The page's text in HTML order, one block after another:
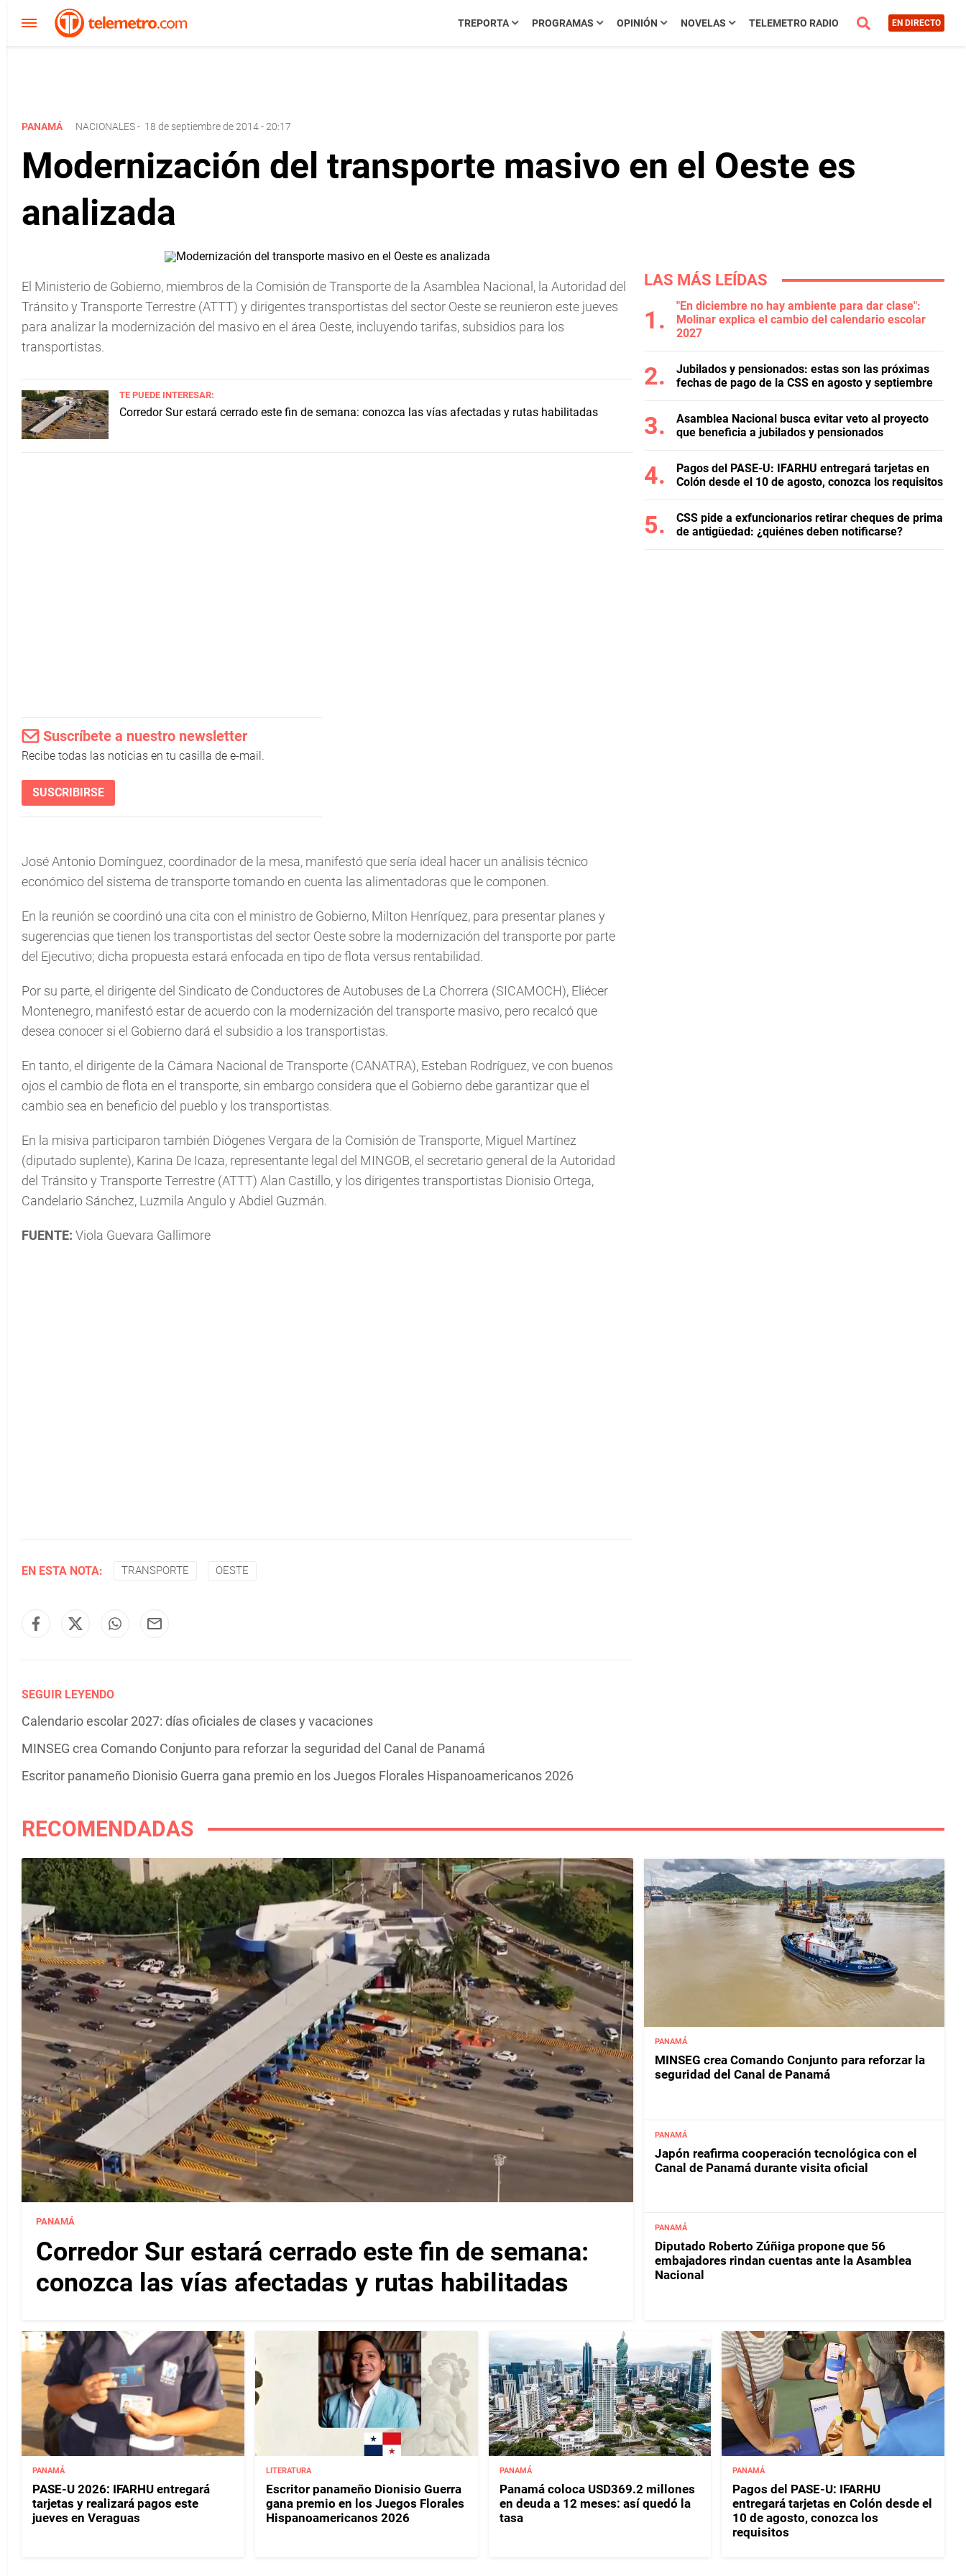
TREPORTA PROGRAMAS OPINIÓN NOVELAS TELEMETRO RADIO EN DIRECTO
PANAMÁ NACIONALES- 18 de septiembre de 2014 - 20:17
Modernización del transporte masivo en el Oeste es
analizada
El Ministerio de Gobierno, miembros de la Comisión de Transporte de la Asamblea Nacional, la Autoridad del
Tránsito y Transporte Terrestre (ATTT) y dirigentes transportistas del sector Oeste se reunieron este jueves
para analizar la modernización del masivo en el área Oeste, incluyendo tarifas, subsidios para los
transportistas.
TE PUEDE INTERESAR:
Corredor Sur estará cerrado este fin de semana: conozca las vías afectadas y rutas habilitadas
Suscríbete a nuestro newsletter
Recibe todas las noticias en tu casilla de e-mail.
SUSCRIBIRSE
José Antonio Domínguez, coordinador de la mesa, manifestó que sería ideal hacer un análisis técnico
económico del sistema de transporte tomando en cuenta las alimentadoras que le componen.
En la reunión se coordinó una cita con el ministro de Gobierno, Milton Henríquez, para presentar planes y
sugerencias que tienen los transportistas del sector Oeste sobre la modernización del transporte por parte
del Ejecutivo; dicha propuesta estará enfocada en tipo de flota versus rentabilidad.
Por su parte, el dirigente del Sindicato de Conductores de Autobuses de La Chorrera (SICAMOCH), Eliécer
Montenegro, manifestó estar de acuerdo con la modernización del transporte masivo, pero recalcó que
desea conocer si el Gobierno dará el subsidio a los transportistas.
En tanto, el dirigente de la Cámara Nacional de Transporte (CANATRA), Esteban Rodríguez, ve con buenos
ojos el cambio de flota en el transporte, sin embargo considera que el Gobierno debe garantizar que el
cambio sea en beneficio del pueblo y los transportistas.
En la misiva participaron también Diógenes Vergara de la Comisión de Transporte, Miguel Martínez
(diputado suplente), Karina De Icaza, representante legal del MINGOB, el secretario general de la Autoridad
del Tránsito y Transporte Terrestre (ATTT) Alan Castillo, y los dirigentes transportistas Dionisio Ortega,
Candelario Sánchez, Luzmila Angulo y Abdiel Guzmán.
FUENTE: Viola Guevara Gallimore
EN ESTA NOTA: TRANSPORTE OESTE
SEGUIR LEYENDO
Calendario escolar 2027: días oficiales de clases y vacaciones
MINSEG crea Comando Conjunto para reforzar la seguridad del Canal de Panamá
Escritor panameño Dionisio Guerra gana premio en los Juegos Florales Hispanoamericanos 2026
LAS MÁS LEÍDAS
"En diciembre no hay ambiente para dar clase":
Molinar explica el cambio del calendario escolar
2027
Jubilados y pensionados: estas son las próximas
fechas de pago de la CSS en agosto y septiembre
Asamblea Nacional busca evitar veto al proyecto
que beneficia a jubilados y pensionados
Pagos del PASE-U: IFARHU entregará tarjetas en
Colón desde el 10 de agosto, conozca los requisitos
CSS pide a exfuncionarios retirar cheques de prima
de antigüedad: ¿quiénes deben notificarse?
RECOMENDADAS
PANAMÁ
Corredor Sur estará cerrado este fin de semana:
conozca las vías afectadas y rutas habilitadas
PANAMÁ
MINSEG crea Comando Conjunto para reforzar la
seguridad del Canal de Panamá
PANAMÁ
Japón reafirma cooperación tecnológica con el
Canal de Panamá durante visita oficial
PANAMÁ
Diputado Roberto Zúñiga propone que 56
embajadores rindan cuentas ante la Asamblea
Nacional
PANAMÁ
PASE-U 2026: IFARHU entregará
tarjetas y realizará pagos este
jueves en Veraguas
LITERATURA
Escritor panameño Dionisio Guerra
gana premio en los Juegos Florales
Hispanoamericanos 2026
PANAMÁ
Panamá coloca USD369.2 millones
en deuda a 12 meses: así quedó la
tasa
PANAMÁ
Pagos del PASE-U: IFARHU
entregará tarjetas en Colón desde el
10 de agosto, conozca los
requisitos